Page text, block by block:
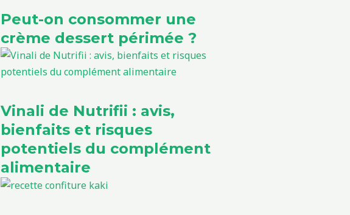
Peut-on consommer une
crème dessert périmée ?
Vinali de Nutrifii : avis,
bienfaits et risques
potentiels du complément
alimentaire